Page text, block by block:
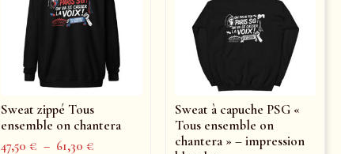
Sweat zippé Tous
ensemble on chantera
47,50€ – 61,30€
Sweat à capuche PSG «
Tous ensemble on
chantera » – impression